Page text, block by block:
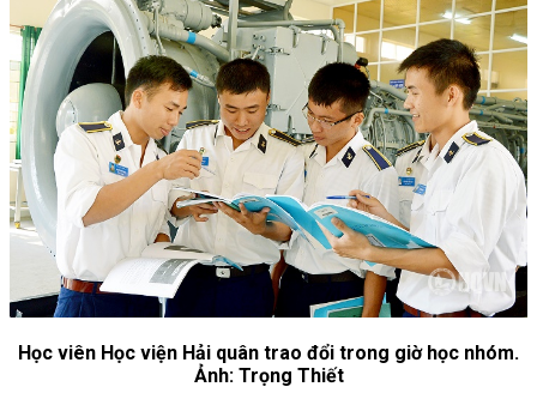
Học viên Học viện Hải quân trao đổi trong giờ học nhóm.
Ảnh: Trọng Thiết